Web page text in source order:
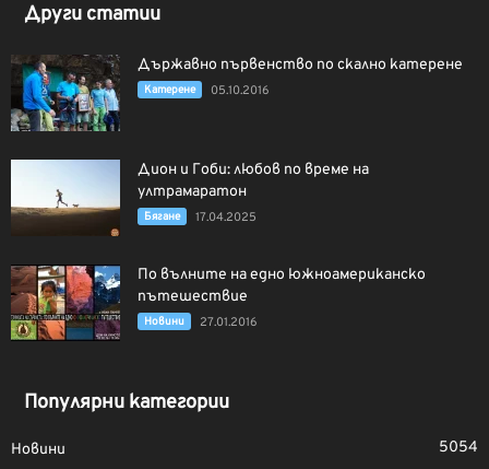
Други статии
Държавно първенство по скално катерене
Катерене 05.10.2016
Дион и Гоби: любов по време на
ултрамаратон
Бягане 17.04.2025
По вълните на едно южноамериканско
пътешествие
Новини 27.01.2016
Популярни категории
Новини 5054